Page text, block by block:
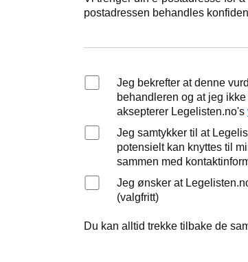
postadressen behandles
Jeg bekrefter at denne
behandleren og at jeg
aksepterer Legelisten.no's
Jeg samtykker til at
potensielt kan knyttes til
sammen med
Jeg ønsker at
(valgfritt)
Du kan alltid trekke tilbake de